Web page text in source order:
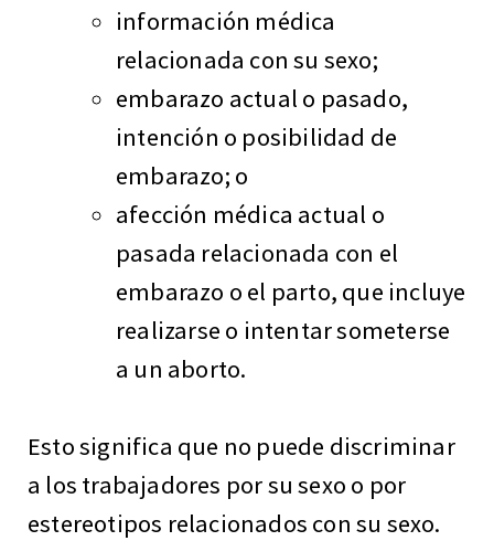
información médica
relacionada con su sexo;
embarazo actual o pasado,
intención o posibilidad de
embarazo; o
afección médica actual o
pasada relacionada con el
embarazo o el parto, que incluye
realizarse o intentar someterse
a un aborto.
Esto significa que no puede discriminar
a los trabajadores por su sexo o por
estereotipos relacionados con su sexo.